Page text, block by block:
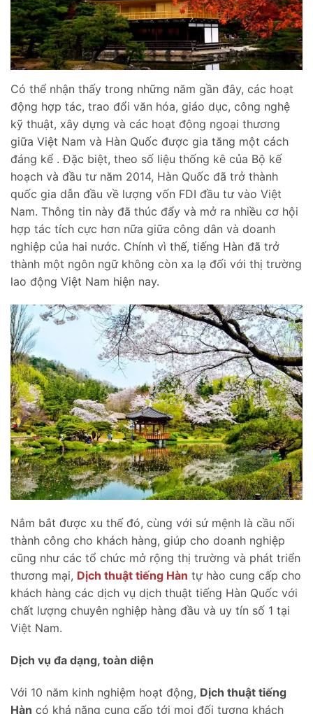
Có thể nhận thấy trong những năm gần đây, các hoạt
động hợp tác, trao đổi văn hóa, giáo dục, công nghệ
kỹ thuật, xây dựng và các hoạt động ngoại thương
giữa Việt Nam và Hàn Quốc được gia tăng một cách
đáng kể . Đặc biệt, theo số liệu thống kê của Bộ kế
hoạch và đầu tư năm 2014, Hàn Quốc đã trở thành
quốc gia dẫn đầu về lượng vốn FDI đầu tư vào Việt
Nam. Thông tin này đã thúc đẩy và mở ra nhiều cơ hội
hợp tác tích cực hơn nữa giữa công dân và doanh
nghiệp của hai nước. Chính vì thế, tiếng Hàn đã trở
thành một ngôn ngữ không còn xa lạ đối với thị trường
lao động Việt Nam hiện nay.
Nắm bắt được xu thế đó, cùng với sứ mệnh là cầu nối
thành công cho khách hàng, giúp cho doanh nghiệp
cũng như các tổ chức mở rộng thị trường và phát triển
thương mại, Dịch thuật tiếng Hàn tự hào cung cấp cho
khách hàng các dịch vụ dịch thuật tiếng Hàn Quốc với
chất lượng chuyên nghiệp hàng đầu và uy tín số 1 tại
Việt Nam.
Dịch vụ đa dạng, toàn diện
Với 10 năm kinh nghiệm hoạt động, Dịch thuật tiếng
Hàn có khả năng cung cấp tới mọi đối tượng khách